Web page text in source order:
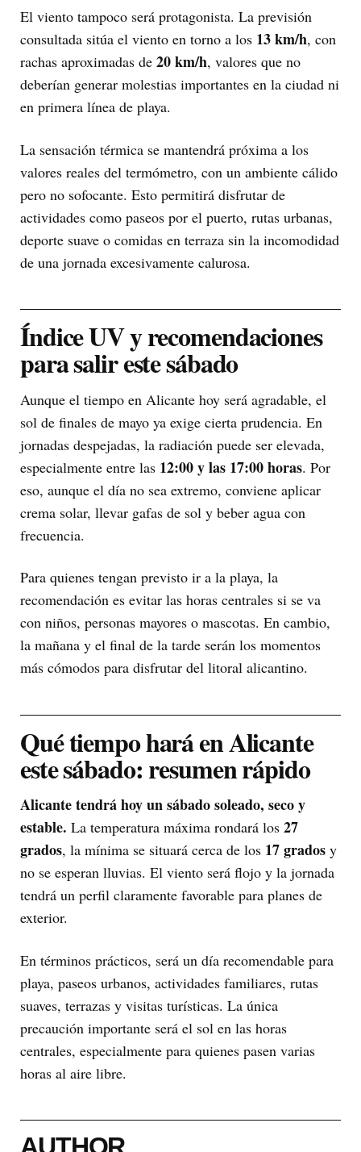
El viento tampoco será protagonista. La previsión
consultada sitúa el viento en torno a los 13 km/h, con
rachas aproximadas de 20 km/h, valores que no
deberían generar molestias importantes en la ciudad ni
en primera línea de playa.
La sensación térmica se mantendrá próxima a los
valores reales del termómetro, con un ambiente cálido
pero no sofocante. Esto permitirá disfrutar de
actividades como paseos por el puerto, rutas urbanas,
deporte suave o comidas en terraza sin la incomodidad
de una jornada excesivamente calurosa.
Índice UV y recomendaciones
para salir este sábado
Aunque el tiempo en Alicante hoy será agradable, el
sol de finales de mayo ya exige cierta prudencia. En
jornadas despejadas, la radiación puede ser elevada,
especialmente entre las 12:00 y las 17:00 horas. Por
eso, aunque el día no sea extremo, conviene aplicar
crema solar, llevar gafas de sol y beber agua con
frecuencia.
Para quienes tengan previsto ir a la playa, la
recomendación es evitar las horas centrales si se va
con niños, personas mayores o mascotas. En cambio,
la mañana y el final de la tarde serán los momentos
más cómodos para disfrutar del litoral alicantino.
Qué tiempo hará en Alicante
este sábado: resumen rápido
Alicante tendrá hoy un sábado soleado, seco y
estable. La temperatura máxima rondará los 27
grados, la mínima se situará cerca de los 17 grados y
no se esperan lluvias. El viento será flojo y la jornada
tendrá un perfil claramente favorable para planes de
exterior.
En términos prácticos, será un día recomendable para
playa, paseos urbanos, actividades familiares, rutas
suaves, terrazas y visitas turísticas. La única
precaución importante será el sol en las horas
centrales, especialmente para quienes pasen varias
horas al aire libre.